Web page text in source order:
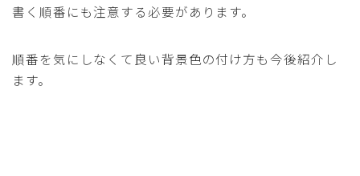
書く順番にも注意する必要があります。
順番を気にしなくて良い背景色の付け方も今後紹介し
ます。